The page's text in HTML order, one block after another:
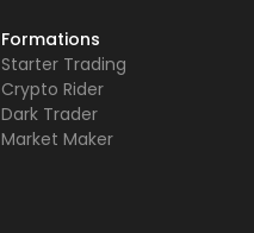
Formations
Starter Trading
Crypto Rider
Dark Trader
Market Maker